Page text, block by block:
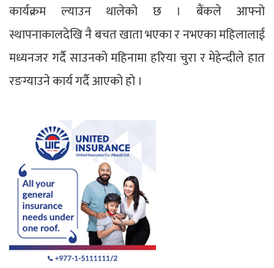
कार्यक्रम ल्याउन थालेको छ । बैंकले आफ्नो
स्थापनाकालदेखि नै बचत खाता भएका र नभएका महिलालाई
मध्यनजर गर्दै साउनको महिनामा हरिया चुरा र मेहेन्दीले हात
रङग्याउने कार्य गर्दै आएको हो ।